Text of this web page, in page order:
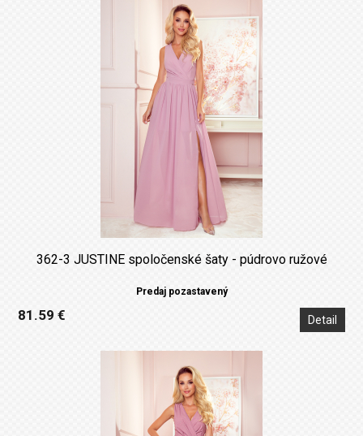
362-3 JUSTINE spoločenské šaty - púdrovo ružové
Predaj pozastavený
81.59 € Detail